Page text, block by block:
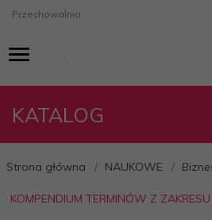
Przechowalnia
KATALOG
Strona główna NAUKOWE
KOMPENDIUM TERMINÓW Z